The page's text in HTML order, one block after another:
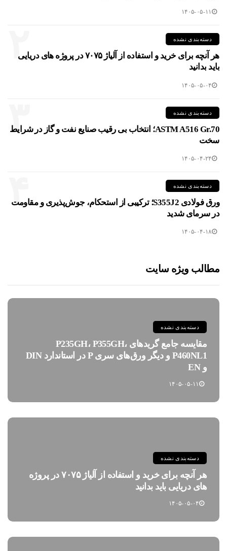
۱۴۰۵-۰۵-۱۱
۲ دسته‌بندی نشده
هر آنچه برای خرید و استفاده از آلیاژ ۷۰۷۵ در پروژه های دریایی
باید بدانید
۱۴۰۵-۰۵-۰۴
۳ دسته‌بندی نشده
ASTM A516 Gr.70؛ انتخاب بی رقیب صنایع نفت و گاز در شرایط
سخت
۱۴۰۵-۰۴-۲۴
۴ دسته‌بندی نشده
ورق فولادی S355J2؛ ترکیبی از استحکام، جوش‌پذیری و مقاومت
در سرمای شدید
۱۴۰۵-۰۴-۱۸
مطالب ویژه سایت
دسته‌بندی نشده
مقایسه جامع گریدهای P235GH، P355GH،
P460NL1 و دیگر ورق‌های سری P در استاندارد DIN
و EN
۱۴۰۵-۰۵-۱۱
دسته‌بندی نشده
هر آنچه برای خرید و استفاده از آلیاژ ۷۰۷۵ در پروژه
های دریایی باید بدانید
۱۴۰۵-۰۵-۰۴